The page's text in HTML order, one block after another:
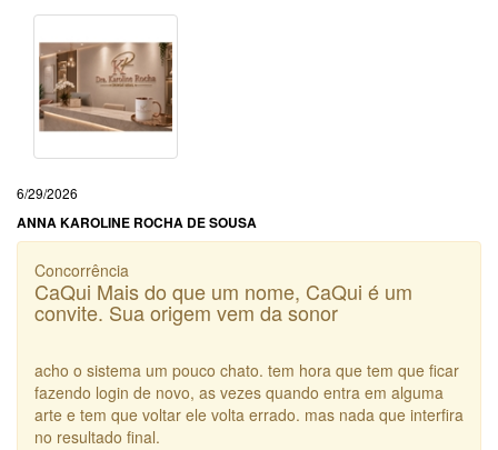
6/29/2026
ANNA KAROLINE ROCHA DE SOUSA
Concorrência
CaQui Mais do que um nome, CaQui é um
convite. Sua origem vem da sonor
acho o sistema um pouco chato. tem hora que tem que ficar
fazendo login de novo, as vezes quando entra em alguma
arte e tem que voltar ele volta errado. mas nada que interfira
no resultado final.